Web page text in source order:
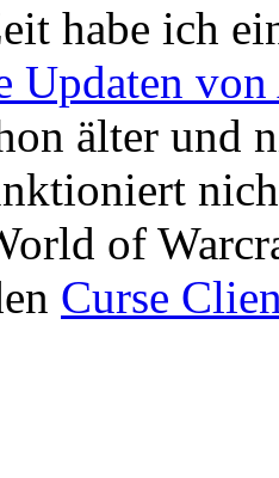
habe ich
Updaten
älter und
of
Curse